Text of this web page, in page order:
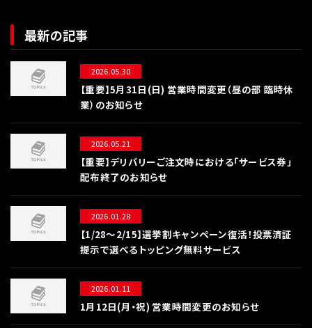
最新の記事
2026.05.30
【重要】5月31日(日) 営業時間変更（昼の部 臨時休
業）のお知らせ
2026.05.21
【重要】デリバリーご注文時における「サービス券」
配布終了のお知らせ
2026.01.28
【1/28〜2/15】選挙割キャンペーン復活！投票済証
提示で選べるトッピング無料サービス
2026.01.11
1月12日(月・祝) 営業時間変更のお知らせ